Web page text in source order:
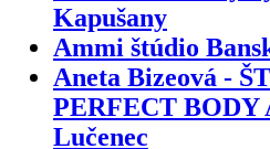
Kapušany
Ammi štúdio
Aneta Bizeová -
PERFECT BODY
Lučenec